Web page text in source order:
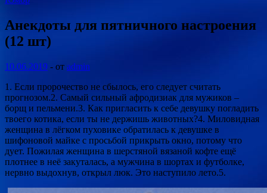
Анекдоты для пятничного настроения
(12 шт)
10.06.2019 - от admin
1. Если пророчество не сбылось, его следует считать
прогнозом.2. Самый сильный афродизиак для мужиков –
борщ и пельмени.3. Как пригласить к себе девушку погладить
твоего котика, если ты не держишь животных?4. Миловидная
женщина в лёгком пуховике обратилась к девушке в
шифоновой майке с просьбой прикрыть окно, потому что
дует. Пожилая женщина в шерстяной вязаной кофте ещё
плотнее в неё закуталась, а мужчина в шортах и футболке,
нервно выдохнув, открыл люк. Это наступило лето.5.